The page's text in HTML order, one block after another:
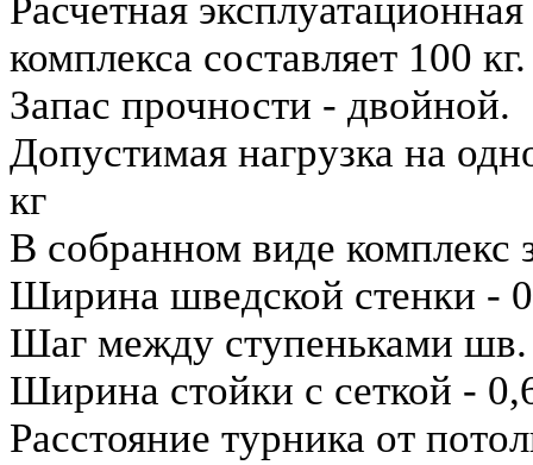
Расчетная
комплекса составляет 100 кг.
Запас прочности - двойной.
Допустимая нагрузка на
кг
В собранном виде
Ширина шведской стенки -
Шаг между ступеньками шв.
Ширина стойки с сеткой -
Расстояние турника от